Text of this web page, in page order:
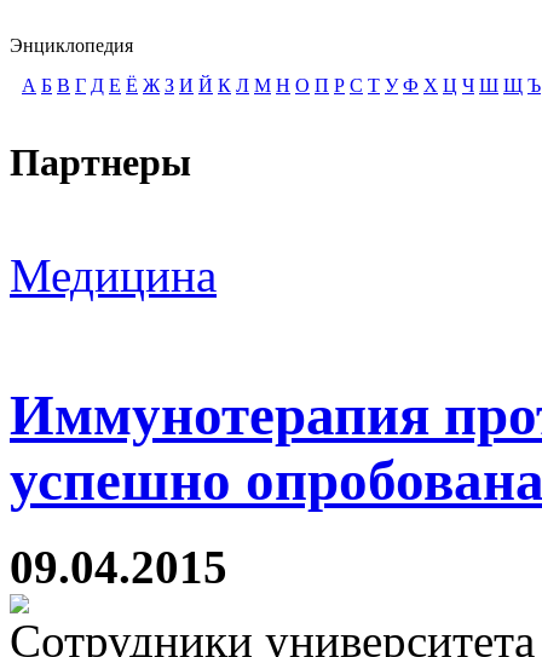
Энциклопедия
А Б В Г Д Е Ё Ж З И Й К Л М Н О П Р С Т У Ф Х Ц Ч Ш Щ Ъ
Партнеры
Медицина
Иммунотерапия
успешно
09.04.2015
Сотрудники